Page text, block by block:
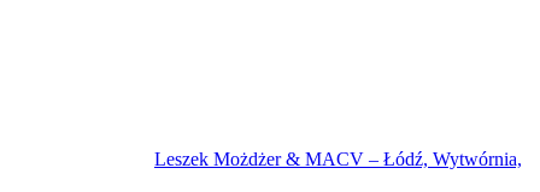
Leszek Możdżer & MACV – Łódź, Wytwórnia,